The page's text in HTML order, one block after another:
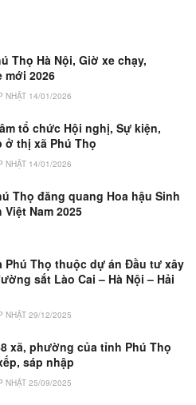
Thọ Hà Nội, Giờ xe chạy,
mới 2026
NHẬT 14/01/2026
tổ chức Hội nghị, Sự kiện,
ở thị xã Phú Thọ
NHẬT 14/01/2026
Thọ đăng quang Hoa hậu Sinh
Nam 2025
Phú Thọ thuộc dự án Đầu tư xây
sắt Lào Cai – Hà Nội – Hải
NHẬT 29/12/2025
xã, phường của tỉnh Phú Thọ
sáp nhập
NHẬT 25/09/2025